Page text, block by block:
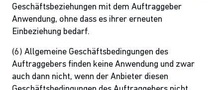
Geschäftsbeziehungen mit dem Auftraggeber
Anwendung, ohne dass es ihrer erneuten
Einbeziehung bedarf.
(6) Allgemeine Geschäftsbedingungen des
Auftraggebers finden keine Anwendung und zwar
auch dann nicht, wenn der Anbieter diesen